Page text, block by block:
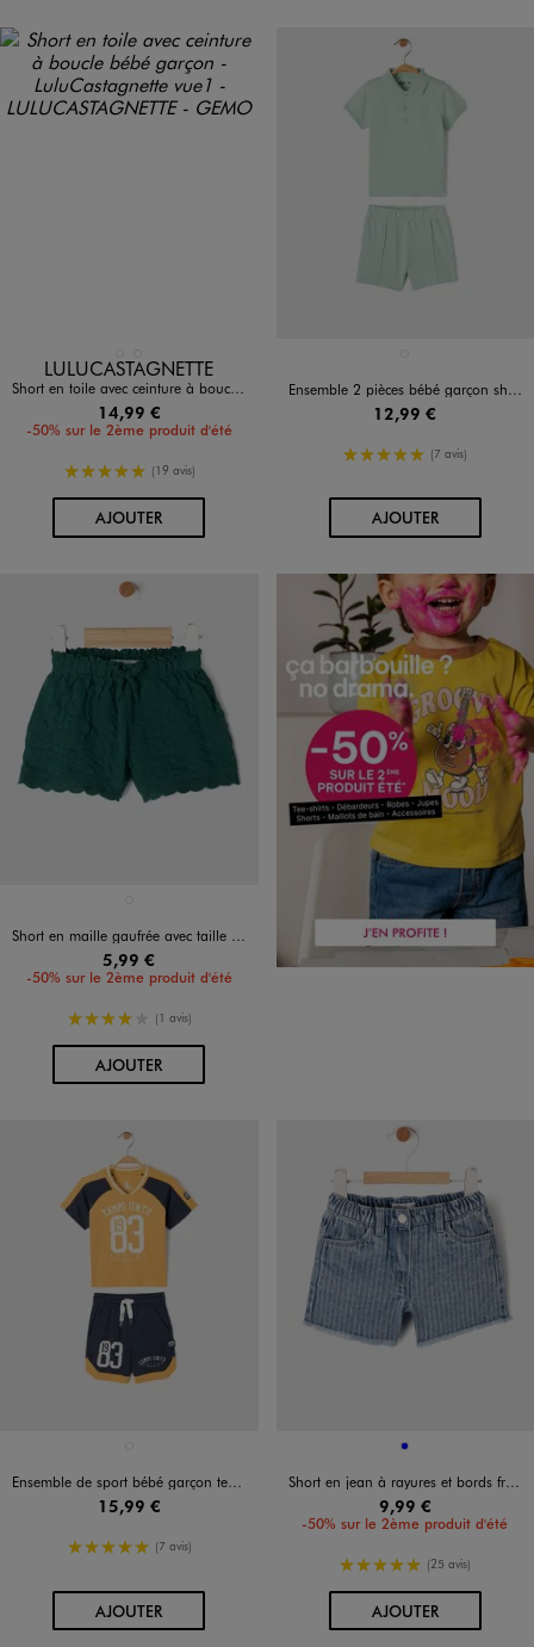
Disponible en 2 coloris
LULUCASTAGNETTE
Short en toile avec ceinture à boucle bébé garçon - LuluCastagnette
14,99 €
-50% sur le 2ème produit d'été
5/5 de moyenne
(19 avis)
AJOUTERAU PANIER
Ensemble 2 pièces bébé garçon short et polo
12,99 €
5/5 de moyenne
(7 avis)
AJOUTERAU PANIER
Short en maille gaufrée avec taille élastique bébé fille
5,99 €
-50% sur le 2ème produit d'été
4/5 de moyenne
(1 avis)
AJOUTERAU PANIER
Ensemble de sport bébé garçon tee-shirt et short — Camps United
15,99 €
5/5 de moyenne
(7 avis)
AJOUTERAU PANIER
Disponible en 1 coloris
BLEU
Short en jean à rayures et bords francs bébé fille
9,99 €
-50% sur le 2ème produit d'été
5/5 de moyenne
(25 avis)
AJOUTERAU PANIER